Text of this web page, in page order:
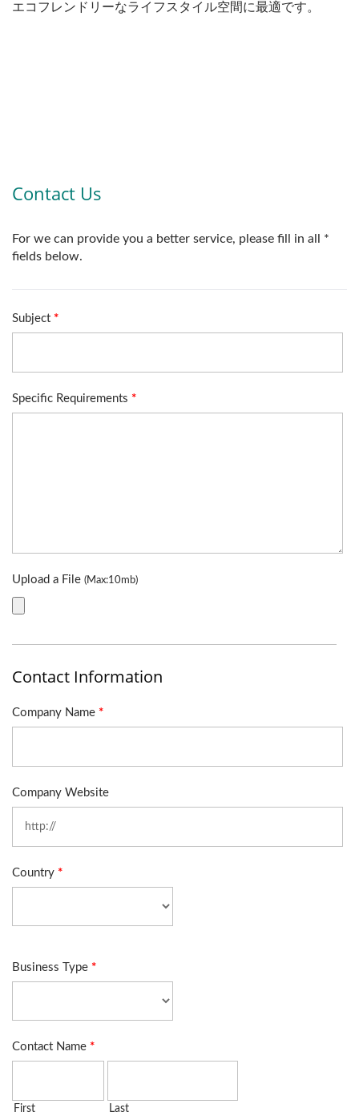
エコフレンドリーなライフスタイル空間に最適です。